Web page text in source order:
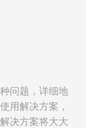
问题，详细地
用解决方案，
决方案将大大